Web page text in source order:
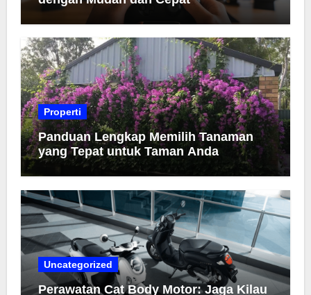
Properti
Panduan Lengkap Memilih Tanaman
yang Tepat untuk Taman Anda
Uncategorized
Perawatan Cat Body Motor: Jaga Kilau